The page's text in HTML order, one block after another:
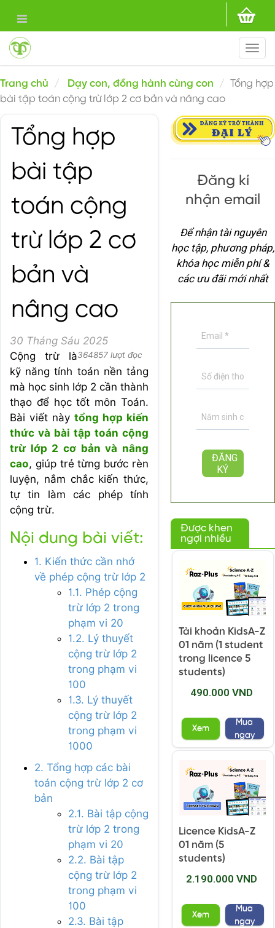
Trang chủ Dạy con, đồng hành cùng con
Tổng hợp
bài tập toán cộng trừ lớp 2 cơ bản và nâng cao
Tổng hợp
bài tập
toán cộng
trừ lớp 2 cơ
bản và
nâng cao
30 Tháng Sáu 2025
364857 lượt đọc
Cộng trừ là
kỹ năng tính toán nền tảng
mà học sinh lớp 2 cần thành
thạo để học tốt môn Toán.
Bài viết này tổng hợp kiến
thức và bài tập toán cộng
trừ lớp 2 cơ bản và nâng
cao, giúp trẻ từng bước rèn
luyện, nắm chắc kiến thức,
tự tin làm các phép tính
cộng trừ.
Nội dung bài viết:
1. Kiến thức cần nhớ
về phép cộng trừ lớp 2
1.1. Phép cộng
trừ lớp 2 trong
phạm vi 20
1.2. Lý thuyết
cộng trừ lớp 2
trong phạm vi
100
1.3. Lý thuyết
cộng trừ lớp 2
trong phạm vi
1000
2. Tổng hợp các bài
toán cộng trừ lớp 2 cơ
bản
2.1. Bài tập cộng
trừ lớp 2 trong
phạm vi 20
2.2. Bài tập
cộng trừ lớp 2
trong phạm vi
100
2.3. Bài tập
Đăng kí
nhận email
Để nhận tài nguyên
học tập, phương pháp,
khóa học miễn phí &
các ưu đãi mới nhất
Được khen
ngợi nhiều
Tài khoản KidsA-Z
01 năm (1 student
trong licence 5
students)
490.000 VND
Xem
Mua
ngay
Licence KidsA-Z
01 năm (5
students)
2.190.000 VND
Xem
Mua
ngay